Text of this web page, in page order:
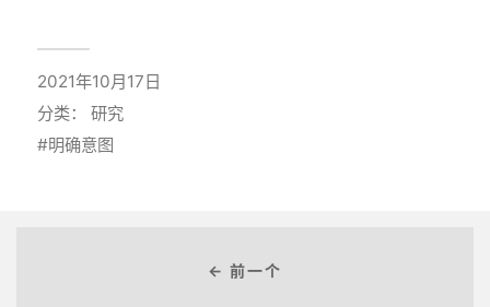
2021年10月17日
分类： 研究
明确意图
← 前一个